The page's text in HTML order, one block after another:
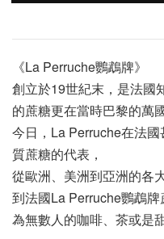
《La Perruche鸚鵡牌》
創立於19世紀末，是法國
的蔗糖更在當時巴黎的萬
今日，La Perruche在法
質蔗糖的代表，
從歐洲、美洲到亞洲的各
到法國La Perruche鸚鵡牌
為無數人的咖啡、茶或是